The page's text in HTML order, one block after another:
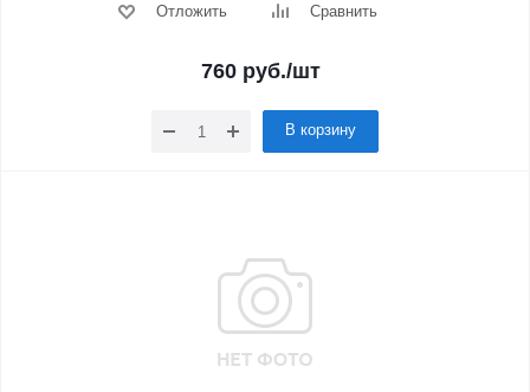
Отложить Сравнить
760 руб./шт
В корзину